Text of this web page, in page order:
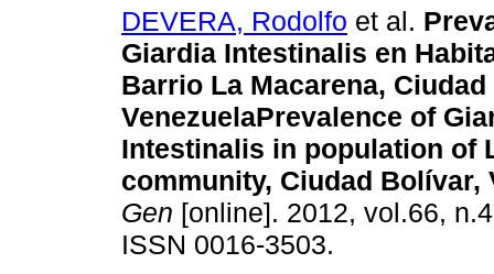
DEVERA, Rodolfo et al.
Giardia Intestinalis en
Barrio La Macarena,
VenezuelaPrevalence of
Intestinalis in population of
community, Ciudad Bolívar,
Gen [online]. 2012, vol.66,
ISSN 0016-3503.